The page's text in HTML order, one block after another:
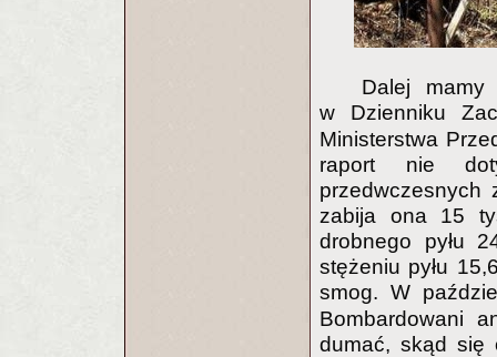
Dalej
w Dzienniku
Ministerstwa
raport nie
przedwczesnych
zabija ona 15
drobnego pyłu
stężeniu pyłu
smog. W
Bombardowani
dumać, skąd się